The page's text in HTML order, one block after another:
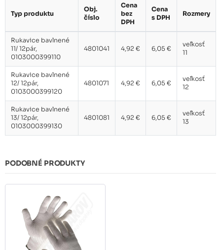
Typ produktu
Obj.
číslo
Cena
bez
DPH
Cena
s DPH
Rozmery
Rukavice bavlnené
11/ 12pár,
0103000399110
4801041 4,92 € 6,05 €
veľkosť
11
Rukavice bavlnené
12/ 12pár,
0103000399120
4801071 4,92 € 6,05 €
veľkosť
12
Rukavice bavlnené
13/ 12pár,
0103000399130
4801081 4,92 € 6,05 €
veľkosť
13
PODOBNÉ PRODUKTY